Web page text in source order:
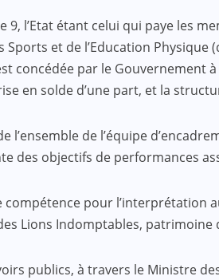
9, l’Etat étant celui qui paye les
et de l’Education
concédée par le Gouvernement
en solde d’une part, et la
l’ensemble de l’équipe
des objectifs de performances
compétence pour
Lions Indomptables,
publics, à travers le Ministre